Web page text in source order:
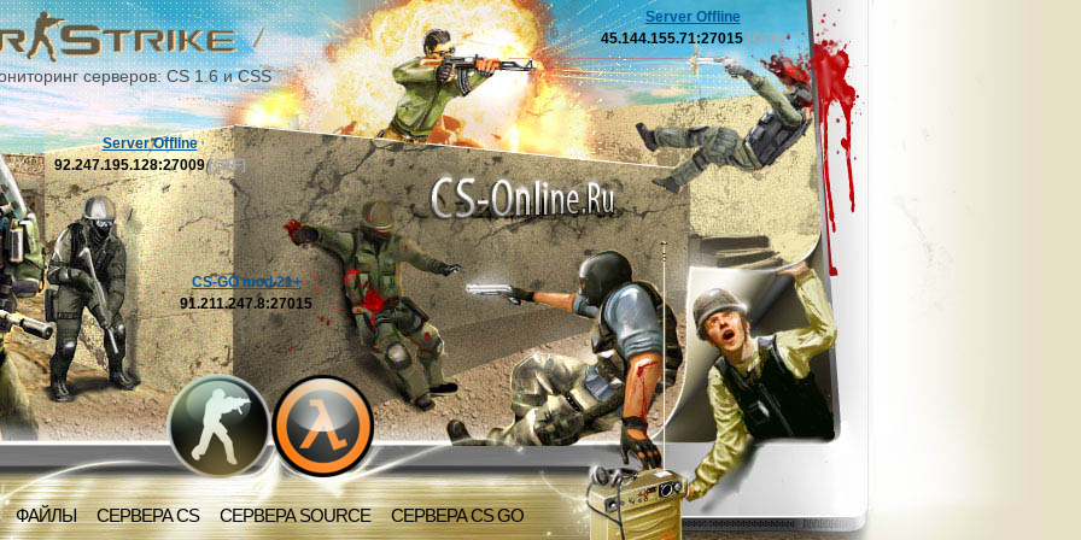
серверов: CS 1.6 и CSS
ФАЙЛЫ СЕРВЕРА CS СЕРВЕРА SOURCE СЕРВЕРА CS GO
Server Offline
92.247.195.128:27009[OFF]
CS-GO mod 21+
91.211.247.8:27015
Server Offline
45.144.155.71:27015 [OFF]